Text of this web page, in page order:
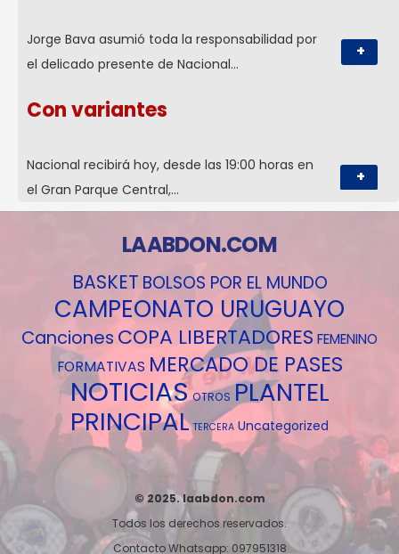
Jorge Bava asumió toda la responsabilidad por
el delicado presente de Nacional…
+
Con variantes
Nacional recibirá hoy, desde las 19:00 horas en
el Gran Parque Central,…
+
LAABDON.COM
BASKET BOLSOS POR EL MUNDO
CAMPEONATO URUGUAYO
Canciones COPA LIBERTADORES FEMENINO
FORMATIVAS MERCADO DE PASES
NOTICIAS OTROS PLANTEL
PRINCIPAL TERCERA Uncategorized
© 2025. laabdon.com
Todos los derechos reservados.
Contacto Whatsapp: 097951318